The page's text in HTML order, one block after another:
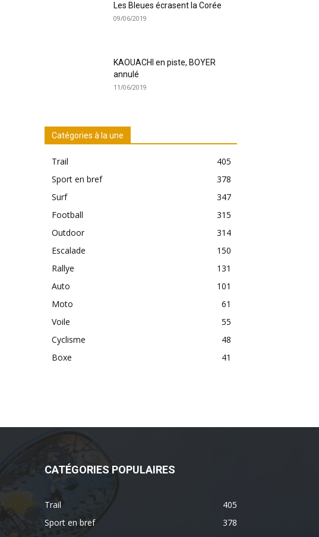
Les Bleues écrasent la Corée
09/06/2019
KAOUACHI en piste, BOYER
annulé
11/06/2019
Catégories à la une
Trail
405
Sport en bref
378
Surf
347
Football
315
Outdoor
314
Escalade
150
Rallye
131
Auto
101
Moto
61
Voile
55
Cyclisme
48
Boxe
41
CATÉGORIES POPULAIRES
Trail
405
Sport en bref
378